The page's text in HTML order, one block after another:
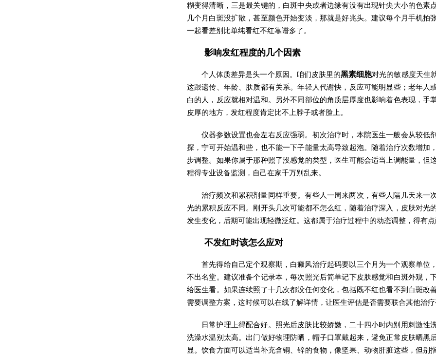
糊变得清晰，三是最关键的，白斑中央或者边缘有没有出现针尖大小的色素
几个月白斑没扩散，甚至颜色开始变淡，那就是好兆头。建议每个月手机拍
一起看差别比单纯看红不红靠谱多了。
影响发红程度的几个因素
个人体质差异是头一个原因。咱们皮肤里的黑素细胞对光的敏感度天生
这跟遗传、年龄、肤质都有关系。年轻人代谢快，反应可能明显些；老年人
白的人，反应就相对温和。另外不同部位的角质层厚度也影响着色表现，手
皮厚的地方，发红程度肯定比不上脖子或者脸上。
仪器参数设置也会左右反应强弱。初次治疗时，本院医生一般会从较低
探，宁可开始温和些，也不能一下子能量太高导致起泡。随着治疗次数增加
步调整。如果你属于那种照了没感觉的类型，医生可能会适当上调能量，但
程得专业设备监测，自己在家千万别乱来。
治疗频次和累积剂量同样重要。有些人一周来两次，有些人隔几天来一
光的累积反应不同。刚开头几次可能都不怎么红，随着治疗深入，皮肤对光
发生变化，后期可能出现轻微泛红。这都属于治疗过程中的动态调整，得有
不发红时该怎么应对
首先得给自己定个观察期，白癜风治疗起码要以三个月为一个观察单位
不出名堂。建议准备个记录本，每次照光后简单记下皮肤感觉和白斑外观，
给医生看。如果连续照了十几次都没任何变化，包括既不红也看不到白斑改
需要调整方案，这时候可以在线了解详情，让医生评估是否需要联合其他治
日常护理上得配合好。照光后皮肤比较娇嫩，二十四小时内别用刺激性
洗澡水温别太高。出门做好物理防晒，帽子口罩戴起来，避免正常皮肤晒黑
显。饮食方面可以适当补充含铜、锌的食物，像坚果、动物肝脏这些，但别